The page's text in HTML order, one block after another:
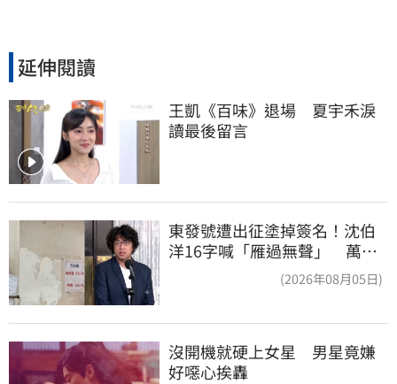
延伸閱讀
王凱《百味》退場　夏宇禾淚
讀最後留言
東發號遭出征塗掉簽名！沈伯
洋16字喊「雁過無聲」 萬人
(2026年08月05日)
沒開機就硬上女星　男星竟嫌
好噁心挨轟